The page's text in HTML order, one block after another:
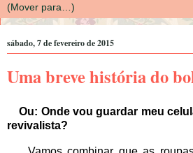
sábado, 7 de fevereiro de 2015
Uma breve história do
Ou: Onde vou guardar meu
revivalista?